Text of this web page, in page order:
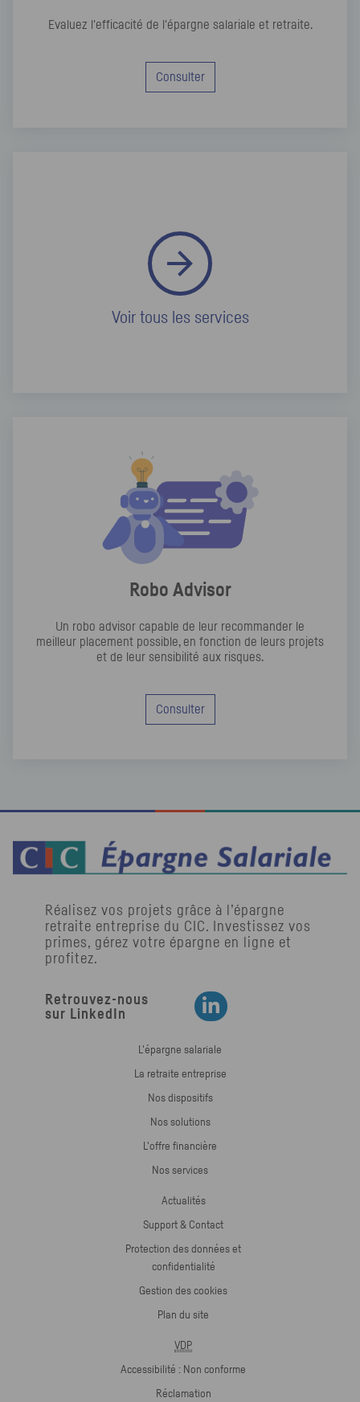
Robo Advisor
Un robo advisor capable de leur recommander le
meilleur placement possible, en fonction de leurs projets
et de leur sensibilité aux risques.
Consulter
Evaluez l'efficacité de l'épargne salariale et retraite.
Consulter
Voir tous les services
Réalisez vos projets grâce à l’épargne
retraite entreprise du CIC. Investissez vos
primes, gérez votre épargne en ligne et
profitez.
Retrouvez-nous
sur LinkedIn
Retrouvez-nous sur LinkedIn
L'épargne salariale
La retraite entreprise
Nos dispositifs
Nos solutions
L'offre financière
Nos services
Actualités
Support & Contact
Protection des données et
confidentialité
Gestion des cookies
Plan du site
VDP
Accessibilité : Non conforme
Réclamation